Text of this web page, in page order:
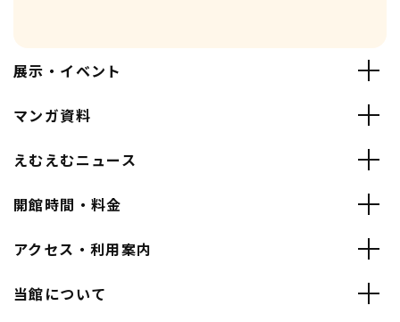
展示・イベント
マンガ資料
えむえむニュース
開館時間・料金
アクセス・利用案内
当館について